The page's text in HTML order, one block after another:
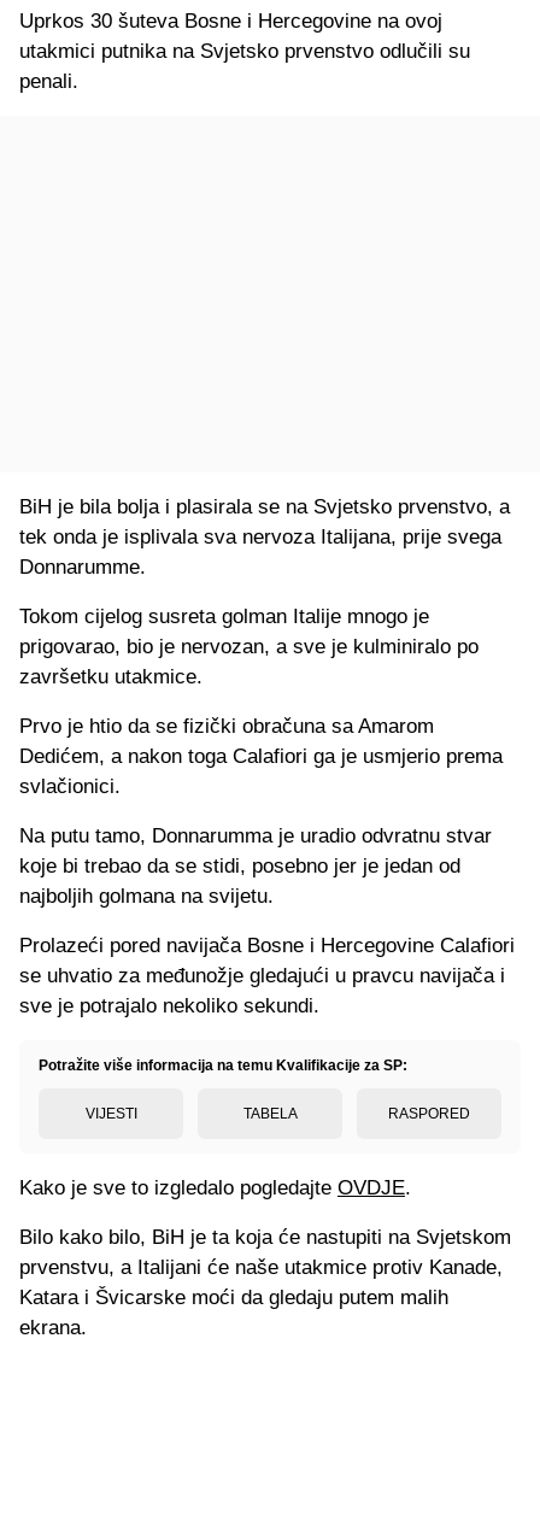
Uprkos 30 šuteva Bosne i Hercegovine na ovoj
utakmici putnika na Svjetsko prvenstvo odlučili su
penali.
BiH je bila bolja i plasirala se na Svjetsko prvenstvo, a
tek onda je isplivala sva nervoza Italijana, prije svega
Donnarumme.
Tokom cijelog susreta golman Italije mnogo je
prigovarao, bio je nervozan, a sve je kulminiralo po
završetku utakmice.
Prvo je htio da se fizički obračuna sa Amarom
Dedićem, a nakon toga Calafiori ga je usmjerio prema
svlačionici.
Na putu tamo, Donnarumma je uradio odvratnu stvar
koje bi trebao da se stidi, posebno jer je jedan od
najboljih golmana na svijetu.
Prolazeći pored navijača Bosne i Hercegovine Calafiori
se uhvatio za međunožje gledajući u pravcu navijača i
sve je potrajalo nekoliko sekundi.
Potražite više informacija na temu Kvalifikacije za SP:
VIJESTI TABELA RASPORED
Kako je sve to izgledalo pogledajte OVDJE.
Bilo kako bilo, BiH je ta koja će nastupiti na Svjetskom
prvenstvu, a Italijani će naše utakmice protiv Kanade,
Katara i Švicarske moći da gledaju putem malih
ekrana.